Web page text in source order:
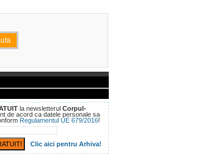
la newsletterul Corpul-
de acord ca datele personale sa
Regulamentul UE 679/2016!
Clic aici pentru Arhiva!